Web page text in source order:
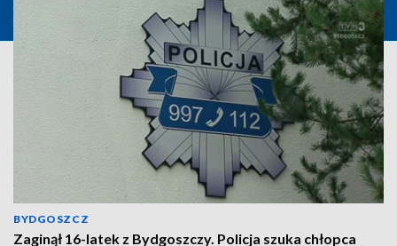
BYDGOSZCZ
Zaginął 16-latek z Bydgoszczy. Policja szuka chłopca